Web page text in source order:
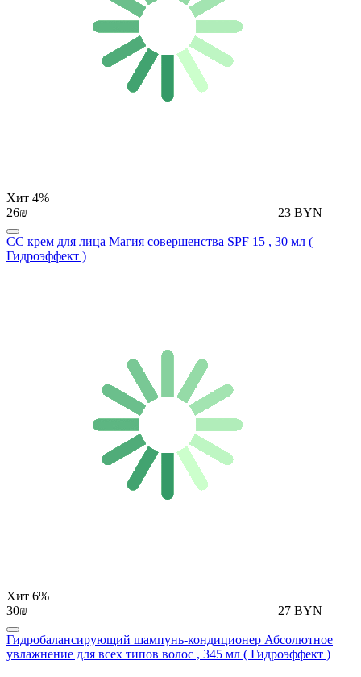
Хит 4%
26₪
23 BYN
СС крем для лица Магия совершенства SPF 15 , 30 мл (
Гидроэффект )
Хит 6%
30₪
27 BYN
Гидробалансирующий шампунь-кондиционер Абсолютное
увлажнение для всех типов волос , 345 мл ( Гидроэффект )